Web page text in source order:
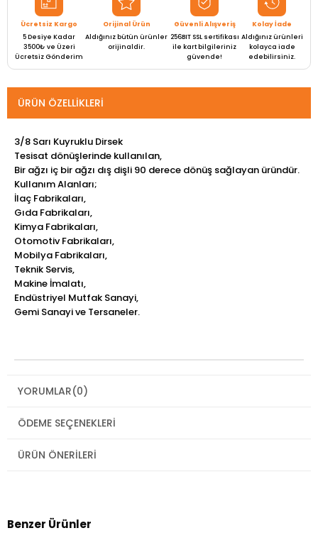
Ücretsiz Kargo
5 Desiye Kadar
3500₺ ve Üzeri
Ücretsiz Gönderim
Orijinal Ürün
Aldığınız bütün ürünler
orijinaldir.
Güvenli Alışveriş
256BIT SSL sertifikası
ile kart bilgileriniz
güvende!
Kolay İade
Aldığınız ürünleri
kolayca iade
edebilirsiniz.
ÜRÜN ÖZELLIKLERI
3/8 Sarı Kuyruklu Dirsek
Tesisat dönüşlerinde kullanılan,
Bir ağzı iç bir ağzı dış dişli 90 derece dönüş sağlayan üründür.
Kullanım Alanları;
İlaç Fabrikaları,
Gıda Fabrikaları,
Kimya Fabrikaları,
Otomotiv Fabrikaları,
Mobilya Fabrikaları,
Teknik Servis,
Makine İmalatı,
Endüstriyel Mutfak Sanayi,
Gemi Sanayi ve Tersaneler.
YORUMLAR(0)
ÖDEME SEÇENEKLERI
ÜRÜN ÖNERILERI
Benzer Ürünler